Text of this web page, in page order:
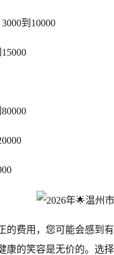
到10000
的费用，您可能会感到
康的笑容是无价的。选